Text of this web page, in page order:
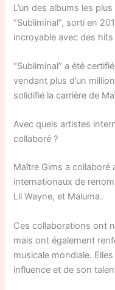
L’un des albums les
“Subliminal”, sorti en
incroyable avec des hits
“Subliminal” a été
vendant plus d’un
solidifié la carrière de
Avec quels artistes
collaboré ?
Maître Gims a
internationaux de
Lil Wayne, et Maluma.
Ces collaborations ont
mais ont également
musicale mondiale.
influence et de son